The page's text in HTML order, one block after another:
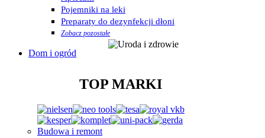
Pojemniki na leki
Preparaty do dezynfekcji dłoni
Zobacz pozostałe
Dom i ogród
TOP MARKI
Budowa i remont